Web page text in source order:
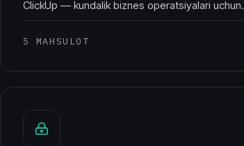
ClickUp — kundalik biznes operatsiyalari uchun.
5 MAHSULOT